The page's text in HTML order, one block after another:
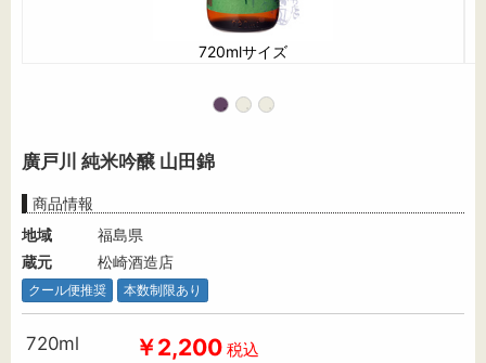
720mlサイズ
廣戸川 純米吟醸 山田錦
商品情報
地域
福島県
蔵元
松崎酒造店
クール便推奨 本数制限あり
720ml ￥2,200 税込